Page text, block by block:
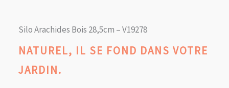
Silo Arachides Bois 28,5cm – V19278
NATUREL, IL SE FOND DANS VOTRE
JARDIN.